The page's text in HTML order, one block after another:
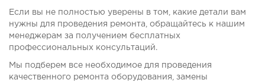
Если вы не полностью уверены в том, какие детали вам
нужны для проведения ремонта, обращайтесь к нашим
менеджерам за получением бесплатных
профессиональных консультаций.
Мы подберем все необходимое для проведения
качественного ремонта оборудования, замены